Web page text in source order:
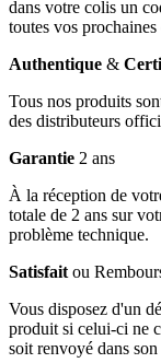
dans votre colis un
toutes vos prochaines
Authentique &
Tous nos produits
des distributeurs
Garantie 2 ans
À la réception de
totale de 2 ans sur
problème technique.
Satisfait ou
Vous disposez d'un
produit si celui-ci ne
soit renvoyé dans